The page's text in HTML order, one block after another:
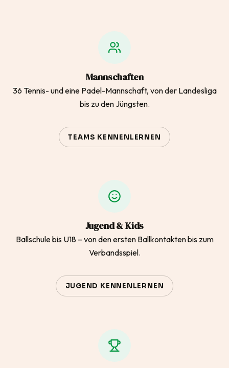
Mannschaften
36 Tennis- und eine Padel-Mannschaft, von der Landesliga
bis zu den Jüngsten.
TEAMS KENNENLERNEN
Jugend & Kids
Ballschule bis U18 – von den ersten Ballkontakten bis zum
Verbandsspiel.
JUGEND KENNENLERNEN